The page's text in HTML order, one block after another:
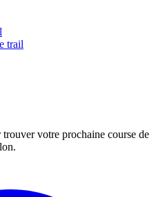
trail
votre prochaine course de